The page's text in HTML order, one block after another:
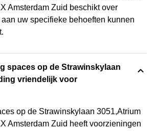
Amsterdam Zuid beschikt over
uw specifieke behoeften kunnen
spaces op de Strawinskylaan
vriendelijk voor
op de Strawinskylaan 3051,Atrium
Amsterdam Zuid heeft voorzieningen